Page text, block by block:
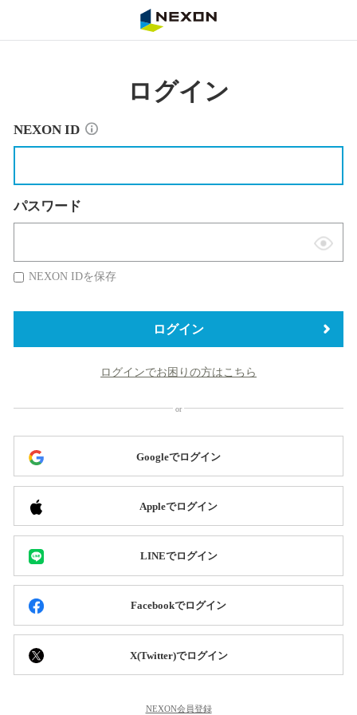
ログイン
NEXON ID
パスワード
表
替
NEXON IDを保存
ログイン
ログインでお困りの方はこちら
Googleでログイン
Appleでログイン
LINEでログイン
Facebookでログイン
X(Twitter)でログイン
NEXON会員登録